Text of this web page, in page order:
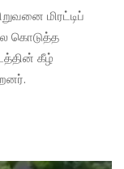
மிரட்டிப்
கொடுத்த
கீழ்